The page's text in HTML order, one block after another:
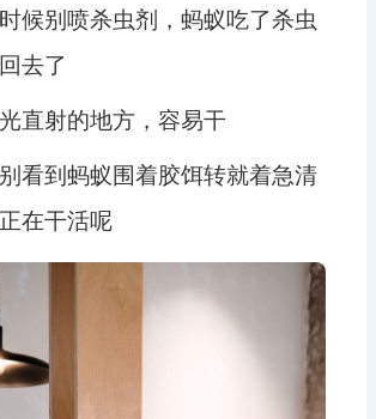
候别喷杀虫剂，蚂蚁吃了杀虫
去了
直射的地方，容易干
看到蚂蚁围着胶饵转就着急清
在干活呢